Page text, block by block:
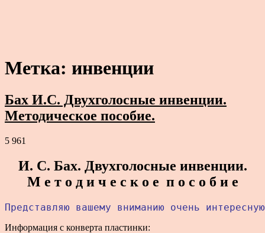
Метка: инвенции
Бах И.С. Двухголосные инвенции.
Методическое пособие.
5 961
И. С. Бах. Двухголосные инвенции.
М е т о д и ч е с к о е п о с о б и е
Представляю вашему вниманию очень
Информация с конверта пластинки: